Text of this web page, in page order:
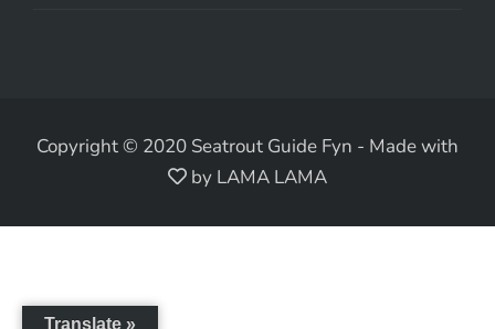
Copyright © 2020 Seatrout Guide Fyn - Made with
by LAMA LAMA
Translate »